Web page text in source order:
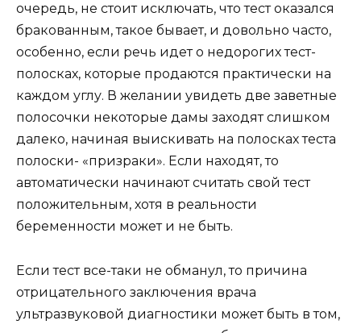
очередь, не стоит исключать, что тест оказался
бракованным, такое бывает, и довольно часто,
особенно, если речь идет о недорогих тест-
полосках, которые продаются практически на
каждом углу. В желании увидеть две заветные
полосочки некоторые дамы заходят слишком
далеко, начиная выискивать на полосках теста
полоски- «призраки». Если находят, то
автоматически начинают считать свой тест
положительным, хотя в реальности
беременности может и не быть.
Если тест все-таки не обманул, то причина
отрицательного заключения врача
ультразвуковой диагностики может быть в том,